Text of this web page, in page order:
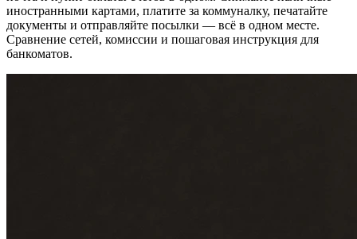
иностранными картами, платите за коммуналку, печатайте
документы и отправляйте посылки — всё в одном месте.
Сравнение сетей, комиссии и пошаговая инструкция для
банкоматов.